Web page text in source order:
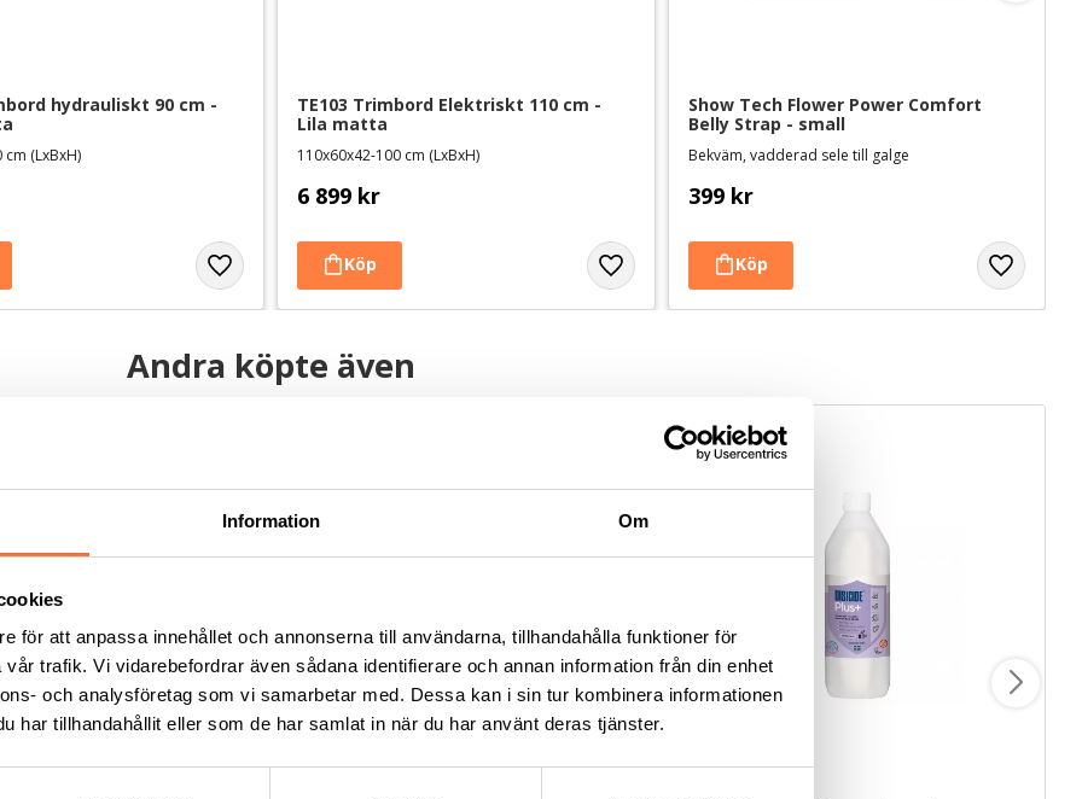
Information Om
för att anpassa innehållet och annonserna till användarna, tillhandahålla funktioner för
trafik. Vi vidarebefordrar även sådana identifierare och annan information från din enhet
och analysföretag som vi samarbetar med. Dessa kan i sin tur kombinera informationen
har tillhandahållit eller som de har samlat in när du har använt deras tjänster.
hydrauliskt 90 cm -
(LxBxH)
TE103 Trimbord Elektriskt 110 cm -
Lila matta
110x60x42-100 cm (LxBxH)
6 899 kr
Show Tech Flower Power Comfort
Belly Strap - small
Bekväm, vadderad sele till galge
399 kr
Andra köpte även